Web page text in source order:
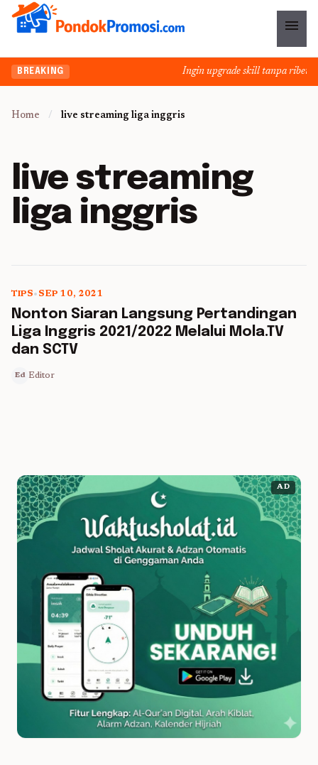
menu
BREAKING Ingin upgrade skill tanpa ribet?
Home / live streaming liga inggris
live streaming
liga inggris
5 min read
TIPS• SEP 10, 2021
Nonton Siaran Langsung Pertandingan
Liga Inggris 2021/2022 Melalui Mola.TV
dan SCTV
Ed Editor
AD